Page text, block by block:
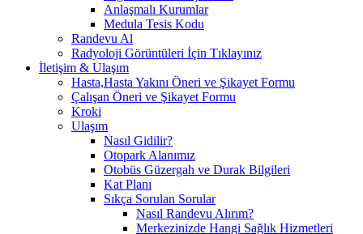
Anlaşmalı Kurumlar
Medula Tesis Kodu
Randevu Al
Radyoloji Görüntüleri İçin Tıklayınız
İletişim & Ulaşım
Hasta,Hasta Yakını Öneri ve Şikayet Formu
Çalışan Öneri ve Şikayet Formu
Kroki
Ulaşım
Nasıl Gidilir?
Otopark Alanımız
Otobüs Güzergah ve Durak Bilgileri
Kat Planı
Sıkça Sorulan Sorular
Nasıl Randevu Alırım?
Merkezinizde Hangi Sağlık Hizmetleri